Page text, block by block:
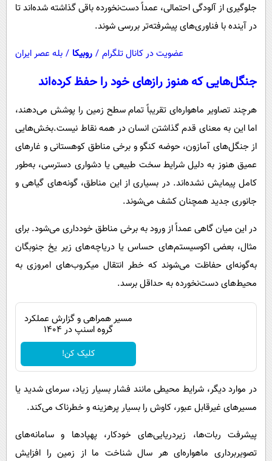
جلوگیری از آلودگی احتمالی، عمداً دست‌نخورده باقی گذاشته شده‌اند تا
در آینده با فناوری‌های پیشرفته‌تر بررسی شوند.
عضویت در کانال تلگرام / روبیکا / بله عصر ایران
جنگل‌هایی که هنوز رازهای خود را حفظ کرده‌اند
هرچند تصاویر ماهواره‌ای تقریباً تمام سطح زمین را پوشش می‌دهند،
اما این به معنای قدم گذاشتن انسان در همه نقاط نیست.بخش‌هایی
از جنگل‌های آمازون، حوضه کنگو و برخی مناطق کوهستانی و غارهای
عمیق هنوز به دلیل شرایط سخت طبیعی یا دشواری دسترسی، به‌طور
کامل پیمایش نشده‌اند. در بسیاری از این مناطق، گونه‌های گیاهی و
جانوری جدید همچنان کشف می‌شوند.
در این میان گاهی عمداً از ورود به برخی مناطق خودداری می‌شود. برای
مثال، بعضی اکوسیستم‌های حساس یا دریاچه‌های زیر یخ جنوبگان
به‌گونه‌ای حفاظت می‌شوند که خطر انتقال میکروب‌های امروزی به
محیط‌های دست‌نخورده به حداقل برسد.
مسیر همراهی و گزارش عملکرد
گروه اسنپ در ۱۴۰۴
کلیک کن!
در موارد دیگر، شرایط محیطی مانند فشار بسیار زیاد، سرمای شدید یا
مسیرهای غیرقابل عبور، کاوش را بسیار پرهزینه و خطرناک می‌کند.
پیشرفت ربات‌ها، زیردریایی‌های خودکار، پهپادها و سامانه‌های
تصویربرداری ماهواره‌ای هر سال شناخت ما از زمین را افزایش